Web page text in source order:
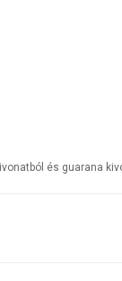
és guarana